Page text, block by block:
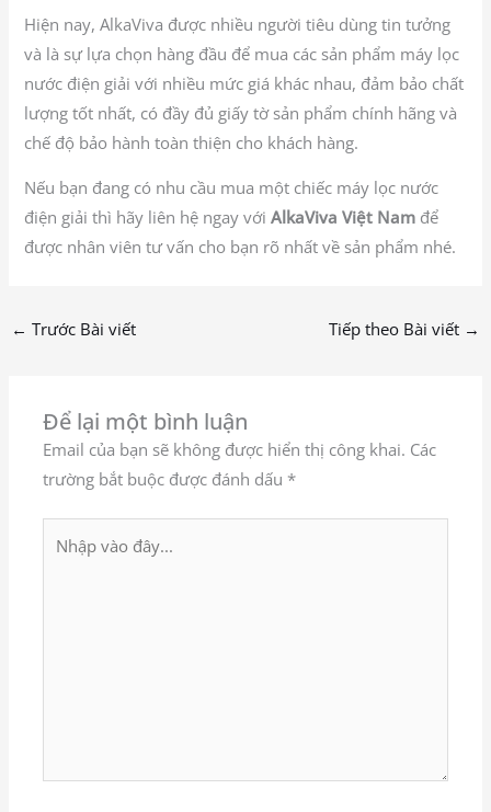
Hiện nay, AlkaViva được nhiều người tiêu dùng tin tưởng
và là sự lựa chọn hàng đầu để mua các sản phẩm máy lọc
nước điện giải với nhiều mức giá khác nhau, đảm bảo chất
lượng tốt nhất, có đầy đủ giấy tờ sản phẩm chính hãng và
chế độ bảo hành toàn thiện cho khách hàng.
Nếu bạn đang có nhu cầu mua một chiếc máy lọc nước
điện giải thì hãy liên hệ ngay vớiAlkaViva Việt Nam để
được nhân viên tư vấn cho bạn rõ nhất về sản phẩm nhé.
← Trước Bài viết Tiếp theo Bài viết →
Để lại một bình luận
Email của bạn sẽ không được hiển thị công khai. Các
trường bắt buộc được đánh dấu *